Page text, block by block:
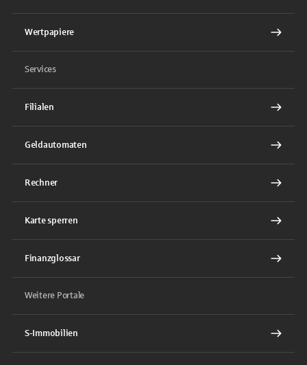
Wertpapiere
Services
Filialen
Geldautomaten
Rechner
Karte sperren
Finanzglossar
Weitere Portale
S-Immobilien